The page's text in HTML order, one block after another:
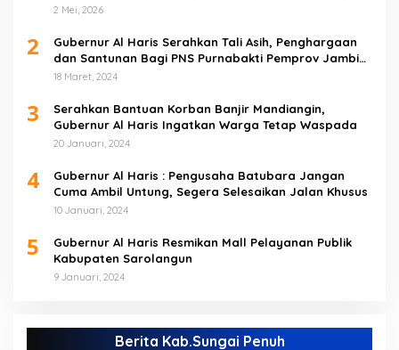
2 Mei, 2026
2
Gubernur Al Haris Serahkan Tali Asih, Penghargaan
dan Santunan Bagi PNS Purnabakti Pemprov Jambi
Yang Berada di Sarolangun
18 Maret, 2024
3
Serahkan Bantuan Korban Banjir Mandiangin,
Gubernur Al Haris Ingatkan Warga Tetap Waspada
20 Januari, 2024
4
Gubernur Al Haris : Pengusaha Batubara Jangan
Cuma Ambil Untung, Segera Selesaikan Jalan Khusus
10 Januari, 2024
5
Gubernur Al Haris Resmikan Mall Pelayanan Publik
Kabupaten Sarolangun
9 Januari, 2024
Berita Kab.Sungai Penuh